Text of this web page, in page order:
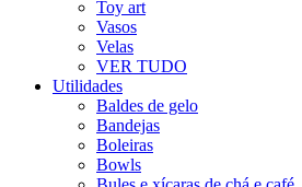
Toy art
Vasos
Velas
VER TUDO
Utilidades
Baldes de gelo
Bandejas
Boleiras
Bowls